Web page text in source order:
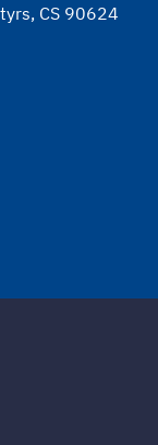
CS 90624